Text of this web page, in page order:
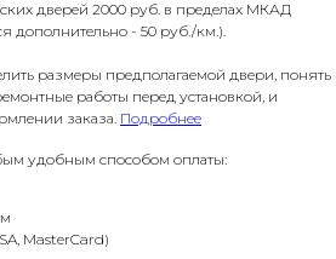
дверей 2000 руб. в пределах МКАД
дополнительно - 50 руб./км.).
размеры предполагаемой двери, понять
работы перед установкой, и
заказа. Подробнее
удобным способом оплаты:
MasterCard)